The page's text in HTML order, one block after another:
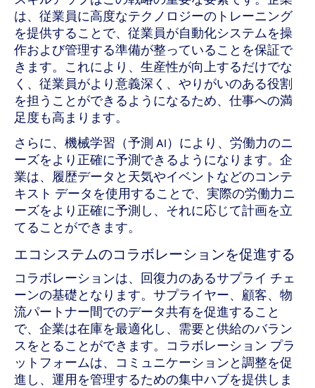
は、従業員に高度なテクノロジーのトレーニング
を提供することで、従業員が自動化システムを操
作および管理する準備が整っていることを保証で
きます。これにより、生産性が向上するだけでな
く、従業員がより意義深く、やりがいのある役割
を担うことができるようになるため、仕事への満
足度も高まります。
さらに、機械学習（予測 AI）により、労働力のニ
ーズをより正確に予測できるようになります。企
業は、履歴データと天気やイベントなどのコンテ
キスト データを使用することで、実際の労働力ニ
ーズをより正確に予測し、それに応じて計画を立
てることができます。
エコシステムのコラボレーションを促進する
コラボレーションは、回復力のあるサプライ チェ
ーンの基礎となります。サプライヤー、顧客、物
流パートナー間でのデータ共有を促進すること
で、企業は在庫を最適化し、需要と供給のバラン
スをとることができます。コラボレーション プラ
ットフォームは、コミュニケーションと調整を促
進し、運用を管理するための集中ハブを提供しま